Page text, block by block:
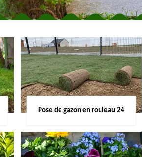
Pose de gazon en rouleau 24